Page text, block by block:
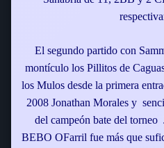
El segundo partido con
montículo los Pillitos de
los Mulos desde la primera
2008 Jonathan Morales y
del campeón bate del torneo
BEBO OFarril fue más que